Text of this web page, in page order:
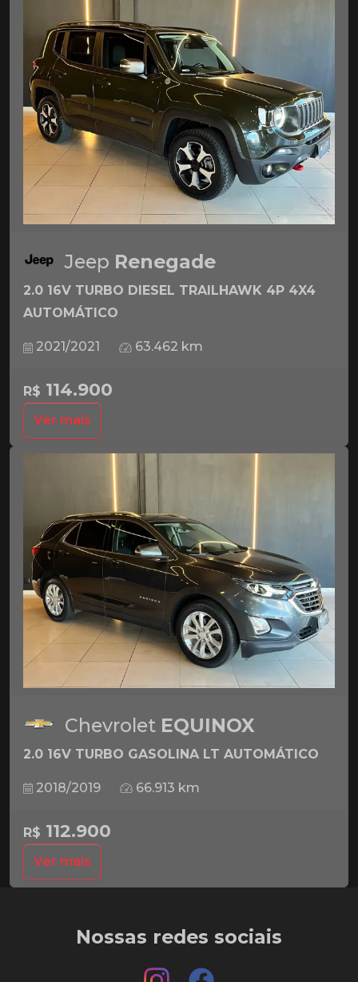
Jeep Renegade
2.0 16V TURBO DIESEL TRAILHAWK 4P 4X4
AUTOMÁTICO
2021/2021 63.462 km
R$ 114.900
Ver mais
Chevrolet EQUINOX
2.0 16V TURBO GASOLINA LT AUTOMÁTICO
2018/2019 66.913 km
R$ 112.900
Ver mais
Nossas redes sociais